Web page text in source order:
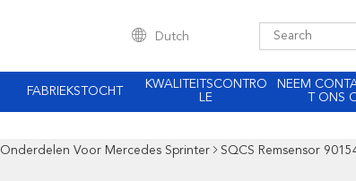
Dutch
FABRIEKSTOCHT
KWALITEITSCONTRO
LE
NEEM
T ONS
Onderdelen Voor Mercedes Sprinter
SQCS Remsensor